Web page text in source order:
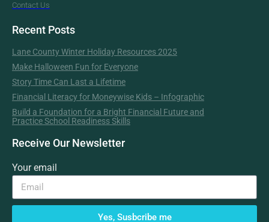
Contact Us
Recent Posts
Lane County Winter Holiday Resources 2025
Make Halloween Fun for Everyone
Story Time Can Last a Lifetime
Financial Literacy for Moneywise Kids – Infographic
Build a Foundation for a Bright Financial Future and
Practice School Readiness Skills
Receive Our Newsletter
Your email
Yes, Susbcribe me